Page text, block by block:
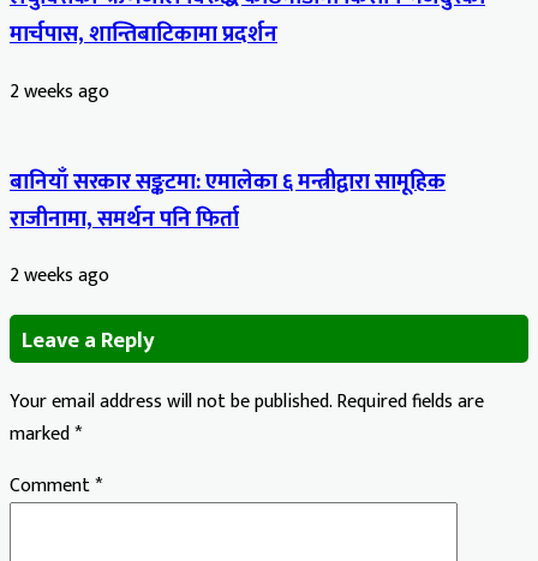
मार्चपास, शान्तिबाटिकामा प्रदर्शन
2 weeks ago
बानियाँ सरकार सङ्कटमा: एमालेका ६ मन्त्रीद्वारा सामूहिक
राजीनामा, समर्थन पनि फिर्ता
2 weeks ago
Leave a Reply
Your email address will not be published.Required fields are
marked*
Comment*